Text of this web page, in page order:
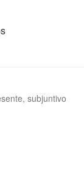
subjuntivo